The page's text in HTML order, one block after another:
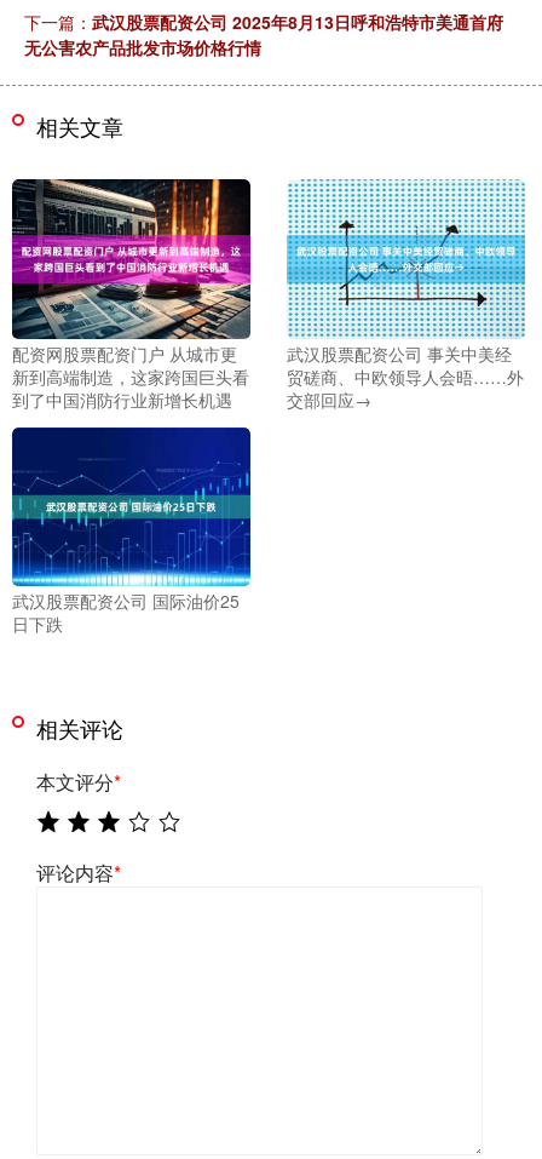
下一篇： 武汉股票配资公司 2025年8月13日呼和浩特市美通首府
无公害农产品批发市场价格行情
相关文章
配资网股票配资门户 从城市更
新到高端制造，这家跨国巨头看
到了中国消防行业新增长机遇
武汉股票配资公司 事关中美经
贸磋商、中欧领导人会晤……外
交部回应→
武汉股票配资公司 国际油价25
日下跌
相关评论
本文评分*
评论内容*